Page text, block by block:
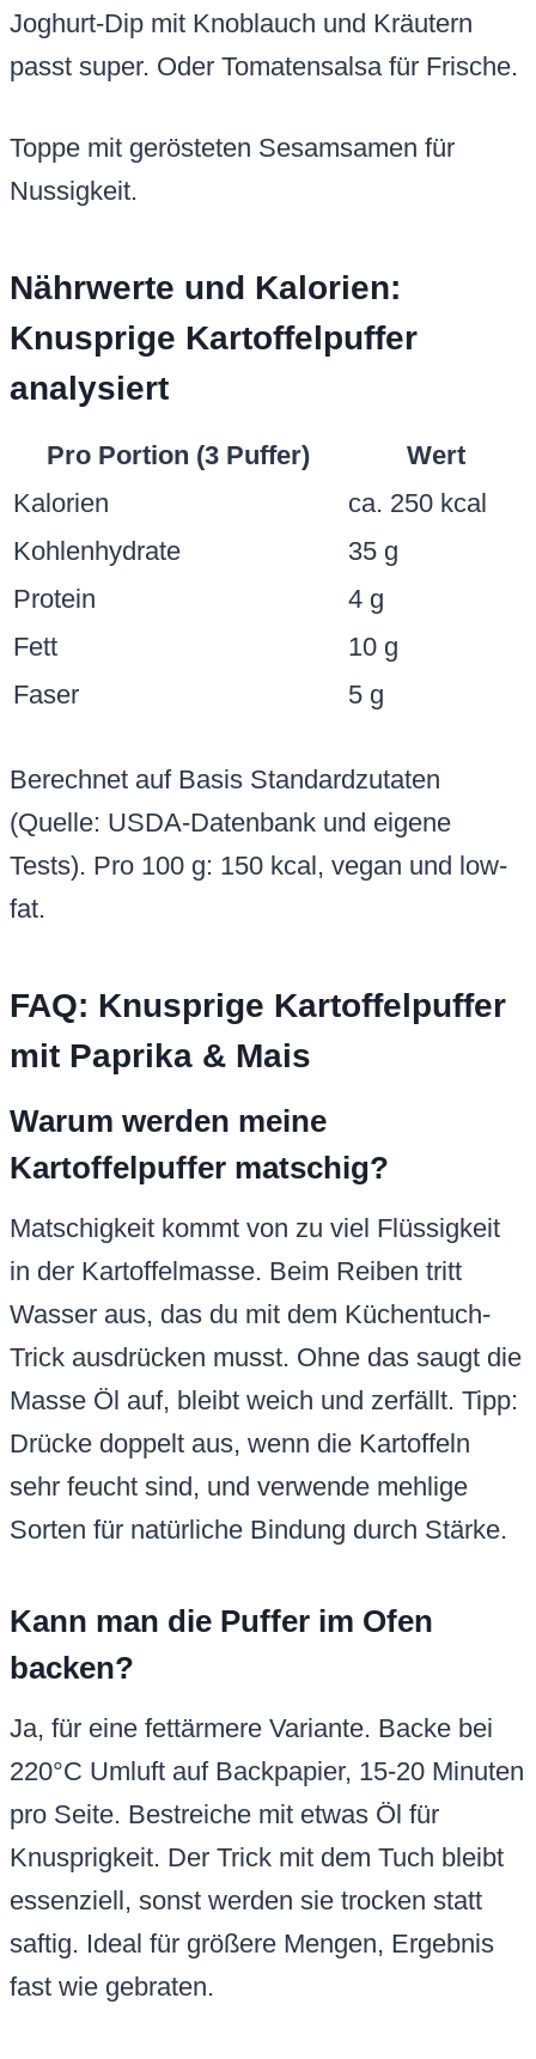
Joghurt-Dip mit Knoblauch und Kräutern
passt super. Oder Tomatensalsa für Frische.
Toppe mit gerösteten Sesamsamen für
Nussigkeit.
Nährwerte und Kalorien:
Knusprige Kartoffelpuffer
analysiert
Pro Portion (3 Puffer)
Wert
Kalorien
ca. 250 kcal
Kohlenhydrate
35 g
Protein
4 g
Fett
10 g
Faser
5 g
Berechnet auf Basis Standardzutaten
(Quelle: USDA-Datenbank und eigene
Tests). Pro 100 g: 150 kcal, vegan und low-
fat.
FAQ: Knusprige Kartoffelpuffer
mit Paprika & Mais
Warum werden meine
Kartoffelpuffer matschig?
Matschigkeit kommt von zu viel Flüssigkeit
in der Kartoffelmasse. Beim Reiben tritt
Wasser aus, das du mit dem Küchentuch-
Trick ausdrücken musst. Ohne das saugt die
Masse Öl auf, bleibt weich und zerfällt. Tipp:
Drücke doppelt aus, wenn die Kartoffeln
sehr feucht sind, und verwende mehlige
Sorten für natürliche Bindung durch Stärke.
Kann man die Puffer im Ofen
backen?
Ja, für eine fettärmere Variante. Backe bei
220°C Umluft auf Backpapier, 15-20 Minuten
pro Seite. Bestreiche mit etwas Öl für
Knusprigkeit. Der Trick mit dem Tuch bleibt
essenziell, sonst werden sie trocken statt
saftig. Ideal für größere Mengen, Ergebnis
fast wie gebraten.